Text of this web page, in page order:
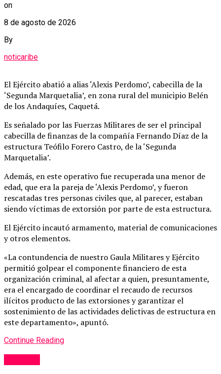
on
8 de agosto de 2026
By
noticaribe
El Ejército abatió a alias ‘Alexis Perdomo’, cabecilla de la
‘Segunda Marquetalia’, en zona rural del municipio Belén
de los Andaquíes, Caquetá.
Es señalado por las Fuerzas Militares de ser el principal
cabecilla de finanzas de la compañía Fernando Díaz de la
estructura Teófilo Forero Castro, de la ‘Segunda
Marquetalia’.
Además, en este operativo fue recuperada una menor de
edad, que era la pareja de ‘Alexis Perdomo’, y fueron
rescatadas tres personas civiles que, al parecer, estaban
siendo víctimas de extorsión por parte de esta estructura.
El Ejército incautó armamento, material de comunicaciones
y otros elementos.
«La contundencia de nuestro Gaula Militares y Ejército
permitió golpear el componente financiero de esta
organización criminal, al afectar a quien, presuntamente,
era el encargado de coordinar el recaudo de recursos
ilícitos producto de las extorsiones y garantizar el
sostenimiento de las actividades delictivas de estructura en
este departamento», apuntó.
Continue Reading